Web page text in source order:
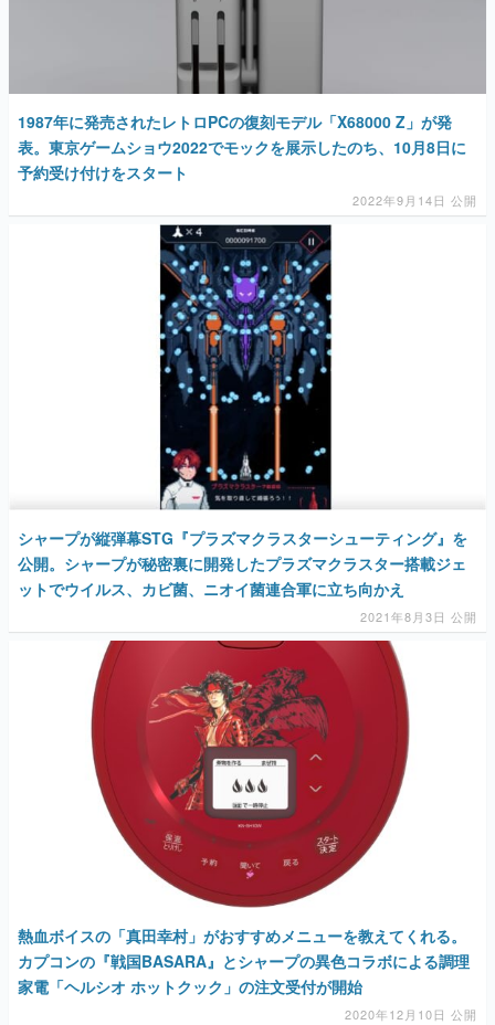
1987年に発売されたレトロPCの復刻モデル「X68000 Z」が発
表。東京ゲームショウ2022でモックを展示したのち、10月8日に
予約受け付けをスタート
2022年9月14日 公開
シャープが縦弾幕STG『プラズマクラスターシューティング』を
公開。シャープが秘密裏に開発したプラズマクラスター搭載ジェ
ットでウイルス、カビ菌、ニオイ菌連合軍に立ち向かえ
2021年8月3日 公開
熱血ボイスの「真田幸村」がおすすめメニューを教えてくれる。
カプコンの『戦国BASARA』とシャープの異色コラボによる調理
家電「ヘルシオ ホットクック」の注文受付が開始
2020年12月10日 公開